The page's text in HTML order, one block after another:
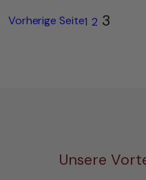
Vorherige Seite1 2 3
Unsere